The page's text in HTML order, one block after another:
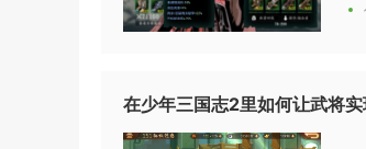
在少年三国志2里如何让武将